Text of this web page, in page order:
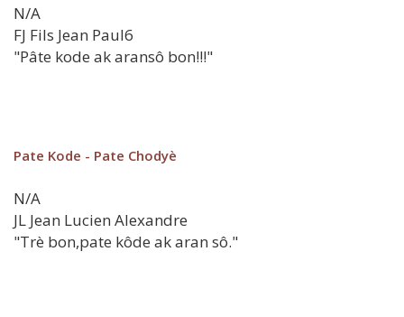
N/A
FJ Fils Jean Paul6
"Pâte kode ak aransô bon!!!"
Pate Kode - Pate Chodyè
N/A
JL Jean Lucien Alexandre
"Trè bon,pate kôde ak aran sô."